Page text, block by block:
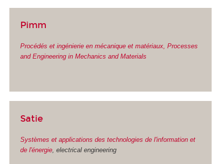
Pimm
Procédés et ingénierie en mécanique et matériaux, Processes
and Engineering in Mechanics and Materials
Satie
Systèmes et applications des technologies de l'information et
de l'énergie , electrical engineering